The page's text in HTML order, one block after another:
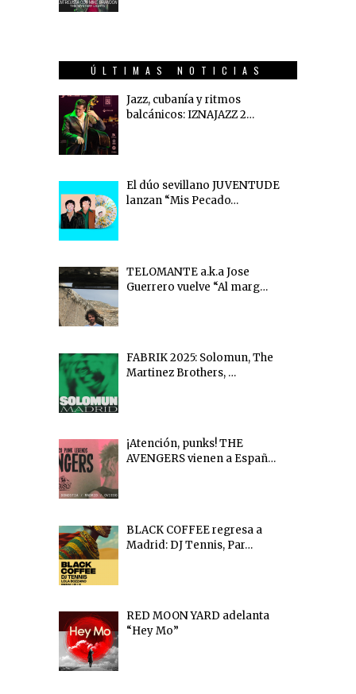
ÚLTIMAS NOTICIAS
Jazz, cubanía y ritmos
balcánicos: IZNAJAZZ 2…
El dúo sevillano JUVENTUDE
lanzan “Mis Pecado…
TELOMANTE a.k.a Jose
Guerrero vuelve “Al marg…
FABRIK 2025: Solomun, The
Martinez Brothers, …
¡Atención, punks! THE
AVENGERS vienen a Españ…
BLACK COFFEE regresa a
Madrid: DJ Tennis, Par…
RED MOON YARD adelanta
“Hey Mo”